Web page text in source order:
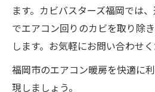
ます。カビバスターズ福岡では
でエアコン回りのカビを取り除
します。お気軽にお問い合わせく
福岡市のエアコン暖房を快適に
現しましょう。